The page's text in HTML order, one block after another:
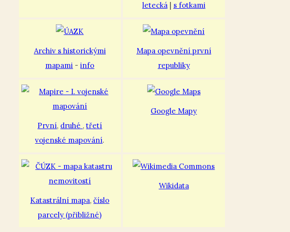
letecká| s fotkami
Archiv s historickými
mapami -info
Mapa opevnění první
republiky
První, druhé ,třetí
vojenské mapování.
Google Mapy
Katastrální mapa,číslo
parcely (přibližné)
Wikidata